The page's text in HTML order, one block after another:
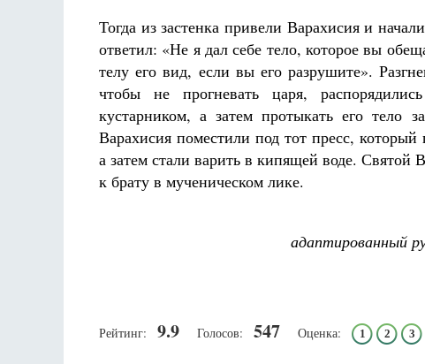
Тогда из застенка привели Варахисия и
ответил: «Не я дал себе тело, которое вы
телу его вид, если вы его разрушите».
чтобы не прогневать царя,
кустарником, а затем протыкать его тело
Варахисия поместили под тот пресс,
а затем стали варить в кипящей воде. Святой
к брату в мученическом лике.
адаптированный
Рейтинг: 9.9 Голосов: 547 Оценка: 1 2 3